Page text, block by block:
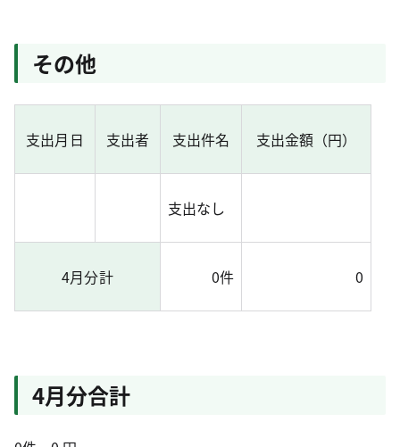
その他
支出月日 支出者 支出件名 支出金額（円）
支出なし
4月分計 0件 0
4月分合計